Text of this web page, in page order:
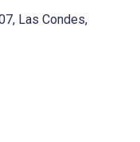
Las Condes,